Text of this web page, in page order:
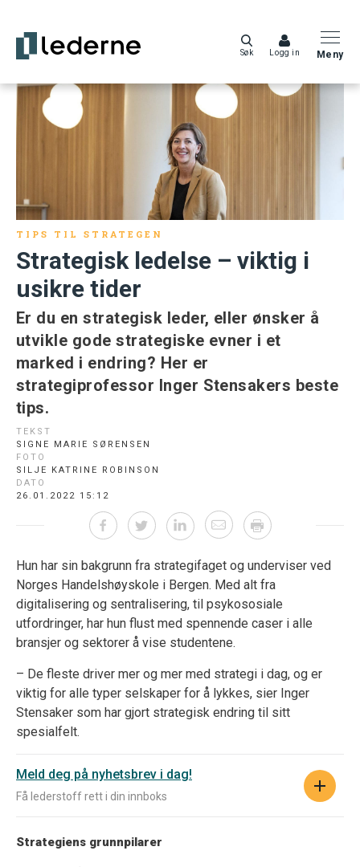
Søk Logg in Meny
TIPS TIL STRATEGEN
Strategisk ledelse – viktig i
usikre tider
Er du en strategisk leder, eller ønsker å
utvikle gode strategiske evner i et
marked i endring? Her er
strategiprofessor Inger Stensakers beste
tips.
TEKST
SIGNE MARIE SØRENSEN
FOTO
SILJE KATRINE ROBINSON
DATO
26.01.2022 15:12
Hun har sin bakgrunn fra strategifaget og underviser ved
Norges Handelshøyskole i Bergen. Med alt fra
digitalisering og sentralisering, til psykososiale
utfordringer, har hun flust med spennende caser i alle
bransjer og sektorer å vise studentene.
– De fleste driver mer og mer med strategi i dag, og er
viktig for alle typer selskaper for å lykkes, sier Inger
Stensaker som har gjort strategisk endring til sitt
spesialfelt.
Meld deg på nyhetsbrev i dag!
Få lederstoff rett i din innboks
Strategiens grunnpilarer